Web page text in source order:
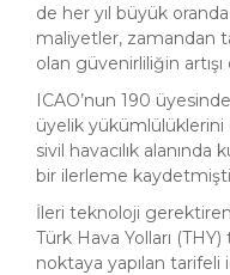
de her yıl büyük
maliyetler, zamandan
olan güvenirliliğin
ICAO’nun 190
üyelik
sivil havacılık
bir ilerleme
İleri teknoloji
Türk Hava Yolları
noktaya yapılan tarifeli